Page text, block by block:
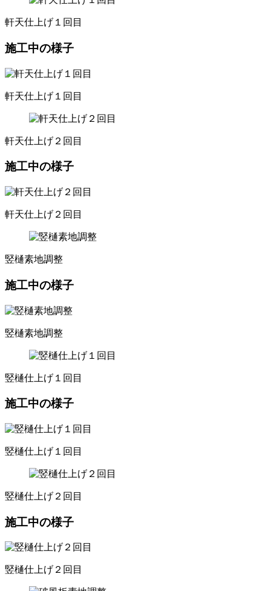
軒天仕上げ１回目
施工中の様子
軒天仕上げ１回目
軒天仕上げ２回目
施工中の様子
軒天仕上げ２回目
竪樋素地調整
施工中の様子
竪樋素地調整
竪樋仕上げ１回目
施工中の様子
竪樋仕上げ１回目
竪樋仕上げ２回目
施工中の様子
竪樋仕上げ２回目